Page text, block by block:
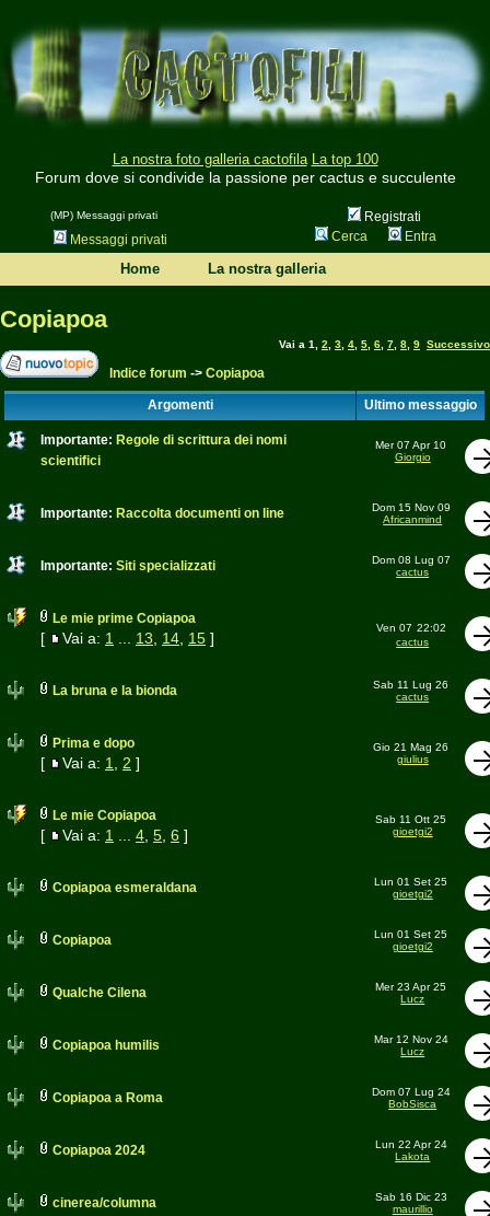
La nostra foto galleria cactofila La top 100
Forum dove si condivide la passione per cactus e succulente
(MP) Messaggi privati
Registrati
Messaggi privati
Cerca Entra
Home La nostra galleria
Copiapoa
Vai a 1 2 3 4 5 6 7 8 9 Successivo
Indice forum -> Copiapoa
Argomenti Ultimo messaggio
Importante: Regole di scrittura dei nomi
scientifici
Mer 07 Apr 10
Giorgio
Importante: Raccolta documenti on line
Dom 15 Nov 09
Africanmind
Importante: Siti specializzati
Dom 08 Lug 07
cactus
Le mie prime Copiapoa
[ Vai a: 1 13 14, 15]
Ven 07 22:02
cactus
La bruna e la bionda
Sab 11 Lug 26
cactus
Prima e dopo
[ Vai a: 1 2 ]
Gio 21 Mag 26
giulius
Le mie Copiapoa
[ Vai a: 1 4, 5, 6 ]
Sab 11 Ott 25
gioetgi2
Copiapoa esmeraldana
Lun 01 Set 25
gioetgi2
Copiapoa
Lun 01 Set 25
gioetgi2
Qualche Cilena
Mer 23 Apr 25
Lucz
Copiapoa humilis
Mar 12 Nov 24
Lucz
Copiapoa a Roma
Dom 07 Lug 24
BobSisca
Copiapoa 2024
Lun 22 Apr 24
Lakota
cinerea/columna
Sab 16 Dic 23
maurillio